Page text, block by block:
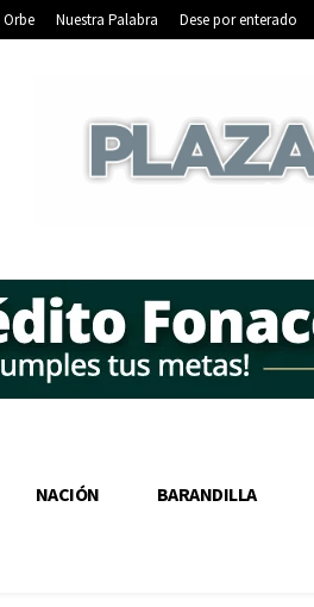
Orbe Nuestra Palabra Dese por enterado
NACIÓN BARANDILLA